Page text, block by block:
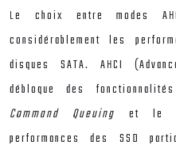
Le choix entre modes
considérablement les
disques SATA. AHCI
débloque des
Command Queuing et le
performances des SSD